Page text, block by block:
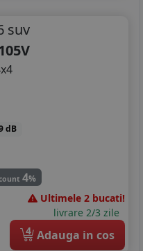
suv
dB
4%
Ultimele 2 bucati!
livrare 2/3 zile
4 Adauga in cos